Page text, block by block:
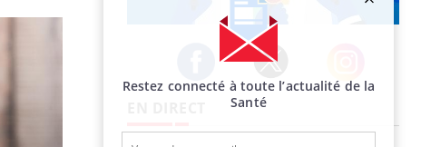
Facebook Twitter Instagram
Restez connecté à toute l’actualité de la
Santé